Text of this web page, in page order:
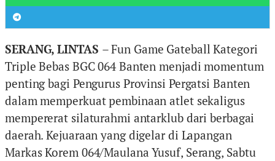
SERANG, LINTAS – Fun Game Gateball Kategori
Triple Bebas BGC 064 Banten menjadi momentum
penting bagi Pengurus Provinsi Pergatsi Banten
dalam memperkuat pembinaan atlet sekaligus
mempererat silaturahmi antarklub dari berbagai
daerah. Kejuaraan yang digelar di Lapangan
Markas Korem 064/Maulana Yusuf, Serang, Sabtu